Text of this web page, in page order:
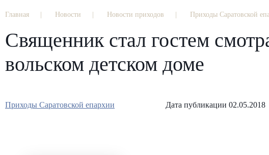
Главная Новости Новости приходов Приходы Саратовской
Священник стал гостем
вольском детском доме
Приходы Саратовской епархии Дата публикации 02.05.2018